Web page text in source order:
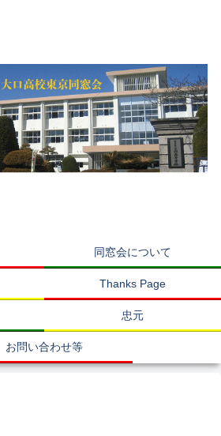
同窓会について
Thanks Page
忠元
お問い合わせ等